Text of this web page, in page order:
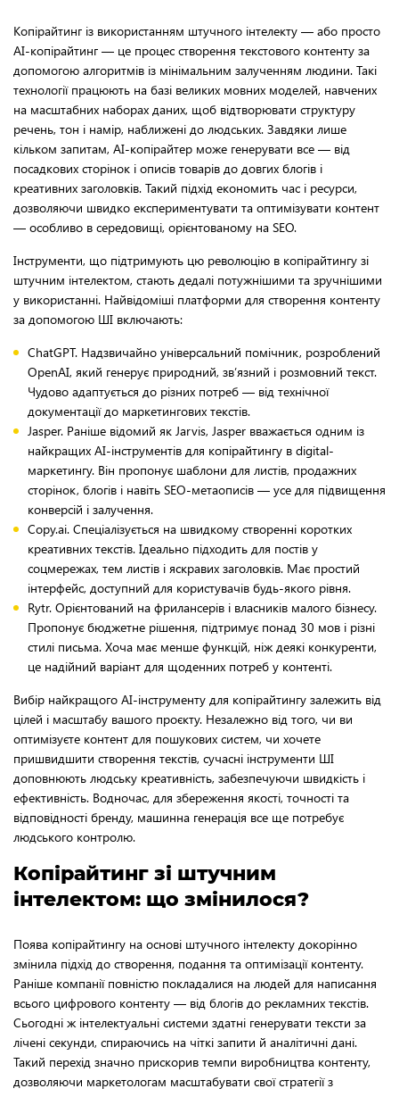
Копірайтинг із використанням штучного інтелекту — або просто
AI-копірайтинг — це процес створення текстового контенту за
допомогою алгоритмів із мінімальним залученням людини. Такі
технології працюють на базі великих мовних моделей, навчених
на масштабних наборах даних, щоб відтворювати структуру
речень, тон і намір, наближені до людських. Завдяки лише
кільком запитам, AI-копірайтер може генерувати все — від
посадкових сторінок і описів товарів до довгих блогів і
креативних заголовків. Такий підхід економить час і ресурси,
дозволяючи швидко експериментувати та оптимізувати контент
— особливо в середовищі, орієнтованому на SEO.
Інструменти, що підтримують цю революцію в копірайтингу зі
штучним інтелектом, стають дедалі потужнішими та зручнішими
у використанні. Найвідоміші платформи для створення контенту
за допомогою ШІ включають:
ChatGPT. Надзвичайно універсальний помічник, розроблений
OpenAI, який генерує природний, зв’язний і розмовний текст.
Чудово адаптується до різних потреб — від технічної
документації до маркетингових текстів.
Jasper. Раніше відомий як Jarvis, Jasper вважається одним із
найкращих AI-інструментів для копірайтингу в digital-
маркетингу. Він пропонує шаблони для листів, продажних
сторінок, блогів і навіть SEO-метаописів — усе для підвищення
конверсій і залучення.
Copy.ai. Спеціалізується на швидкому створенні коротких
креативних текстів. Ідеально підходить для постів у
соцмережах, тем листів і яскравих заголовків. Має простий
інтерфейс, доступний для користувачів будь-якого рівня.
Rytr. Орієнтований на фрилансерів і власників малого бізнесу.
Пропонує бюджетне рішення, підтримує понад 30 мов і різні
стилі письма. Хоча має менше функцій, ніж деякі конкуренти,
це надійний варіант для щоденних потреб у контенті.
Вибір найкращого AI-інструменту для копірайтингу залежить від
цілей і масштабу вашого проєкту. Незалежно від того, чи ви
оптимізуєте контент для пошукових систем, чи хочете
пришвидшити створення текстів, сучасні інструменти ШІ
доповнюють людську креативність, забезпечуючи швидкість і
ефективність. Водночас, для збереження якості, точності та
відповідності бренду, машинна генерація все ще потребує
людського контролю.
Копірайтинг зі штучним
інтелектом: що змінилося?
Поява копірайтингу на основі штучного інтелекту докорінно
змінила підхід до створення, подання та оптимізації контенту.
Раніше компанії повністю покладалися на людей для написання
всього цифрового контенту — від блогів до рекламних текстів.
Сьогодні ж інтелектуальні системи здатні генерувати тексти за
лічені секунди, спираючись на чіткі запити й аналітичні дані.
Такий перехід значно прискорив темпи виробництва контенту,
дозволяючи маркетологам масштабувати свої стратегії з